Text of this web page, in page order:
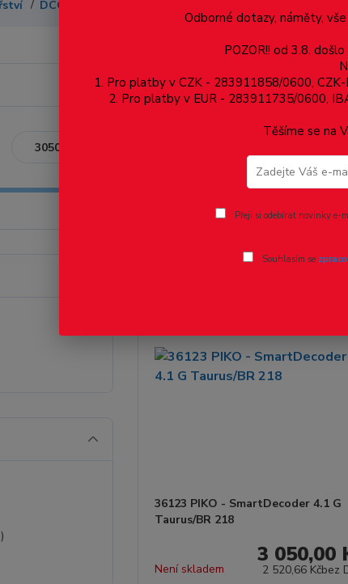
DCC - Digitalizace
Lokomotivní
Nejlevnější
Zobrazuji 1-59 z 59
36123 PIKO - SmartDecoder 4.1 G
Taurus/BR 218
3 050,00
2 520,66 Kčbez
Není skladem
Odborné dotazy, náměty,
POZOR!! od 3.8.
1. Pro platby v CZK - 283911858/0600,
2. Pro platby v EUR - 283911735/0600,
Těšíme se na
Přeji si odebírat novinky e-
Souhlasím se